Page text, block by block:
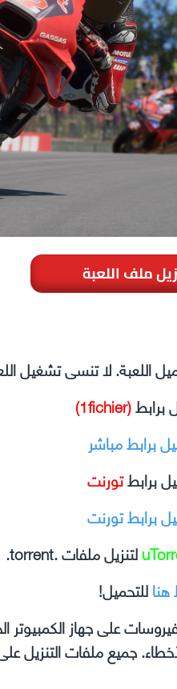
ملف اللعبة
اللعبة. لا تنسى تشغيل
برابط(1fichier)
برابط مباشر
برابطتورنت
برابط تورنت
لتنزيل ملفات .torrent.
للتحميل!
على جهاز